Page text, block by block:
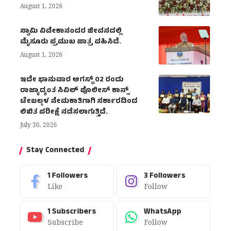
August 1, 2026
ಸ್ವಾಮಿ ವಿವೇಕಾನಂದರ ಜೀವನದಲ್ಲಿ
ಮೈಸೂರು ಪ್ರಮುಖ ಪಾತ್ರ ವಹಿಸಿದೆ.
August 1, 2026
ಇದೇ ಭಾನುವಾರ ಆಗಸ್ಟ್ 02 ರಂದು
ರಾಜ್ಯಾದ್ಯಂತ ಸಿವಿಲ್ ಪೊಲೀಸ್ ಕಾನ್ಸ್
ಟೇಬಲ್ಗಳ ನೇಮಕಾತಿಗಾಗಿ ಸರ್ಕಾರದಿಂದ
ಲಿಖಿತ ಪರೀಕ್ಷೆ ನಡೆಸಲಾಗುತ್ತಿದೆ.
July 30, 2026
Stay Connected
1Followers
Like
3Followers
Follow
1Subscribers
Subscribe
WhatsApp
Follow